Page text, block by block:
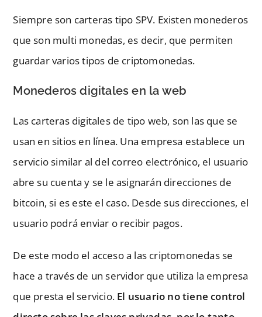
Siempre son carteras tipo SPV. Existen monederos
que son multi monedas, es decir, que permiten
guardar varios tipos de criptomonedas.
Monederos digitales en la web
Las carteras digitales de tipo web, son las que se
usan en sitios en línea. Una empresa establece un
servicio similar al del correo electrónico, el usuario
abre su cuenta y se le asignarán direcciones de
bitcoin, si es este el caso. Desde sus direcciones, el
usuario podrá enviar o recibir pagos.
De este modo el acceso a las criptomonedas se
hace a través de un servidor que utiliza la empresa
que presta el servicio. El usuario no tiene control